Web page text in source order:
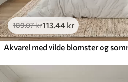
189.07kr113 .44 kr